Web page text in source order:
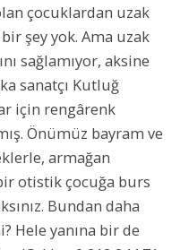
çocuklardan uzak
şey yok. Ama uzak
sağlamıyor, aksine
sanatçı Kutluğ
için rengârenk
Önümüz bayram ve
armağan
otistik çocuğa burs
Bundan daha
Hele yanına bir de